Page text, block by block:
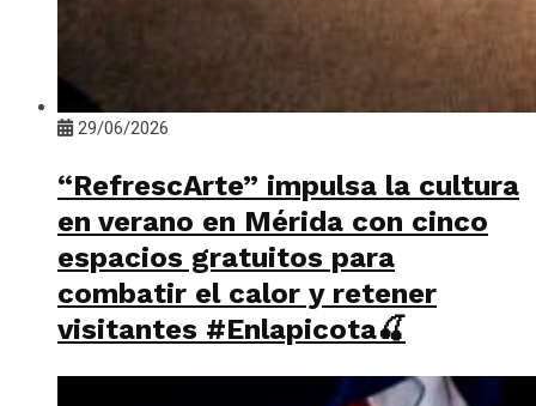
29/06/2026
“RefrescArte” impulsa la cultura
en verano en Mérida con cinco
espacios gratuitos para
combatir el calor y retener
visitantes #Enlapicota🍒